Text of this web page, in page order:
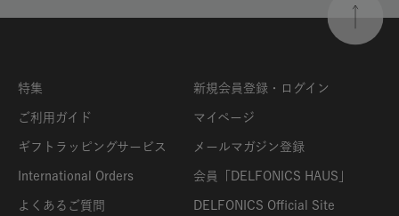
特集
ご利用ガイド
ギフトラッピングサービス
International Orders
よくあるご質問
新規会員登録・ログイン
マイページ
メールマガジン登録
会員「DELFONICS HAUS」
DELFONICS Official Site